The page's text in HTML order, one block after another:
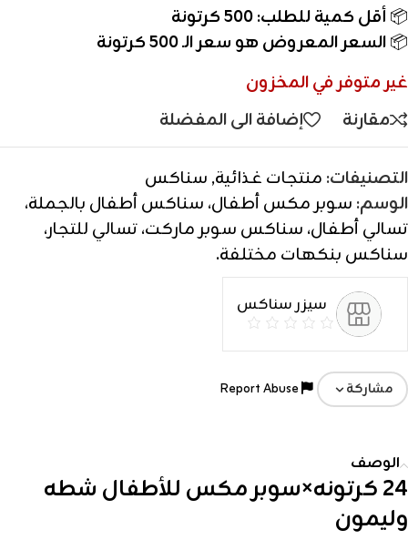
📦أقل كمية للطلب: 500 كرتونة
📦السعر المعروض هو سعر الـ 500 كرتونة
غير متوفر في المخزون
مقارنة
إضافة الى المفضلة
التصنيفات: منتجات غذائية, سناكس
الوسم: سوبر مكس أطفال، سناكس أطفال بالجملة،
تسالي أطفال، سناكس سوبر ماركت، تسالي للتجار،
سناكس بنكهات مختلفة.
سيزر سناكس
مشاركة
الوصف
24 كرتونه×سوبر مكس للأطفال شطه
وليمون